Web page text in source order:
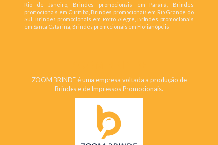
Rio de Janeiro, Brindes promocionais em Paraná, Brindes
promocionais em Curitiba, Brindes promocionais em Rio Grande do
Sul, Brindes promocionais em Porto Alegre, Brindes promocionais
em Santa Catarina, Brindes promocionais em Florianópolis
ZOOM BRINDE é uma empresa voltada a produção de
Brindes e de Impressos Promocionais.